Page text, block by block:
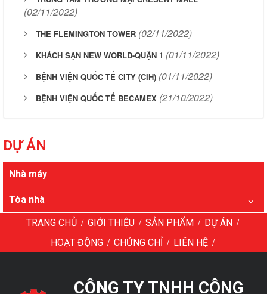
(02/11/2022)
THE FLEMINGTON TOWER (02/11/2022)
KHÁCH SẠN NEW WORLD-QUẬN 1 (01/11/2022)
BỆNH VIỆN QUỐC TẾ CITY (CIH) (01/11/2022)
BỆNH VIỆN QUỐC TẾ BECAMEX (21/10/2022)
DỰ ÁN
Nhà máy
Tòa nhà
TRANG CHỦ / GIỚI THIỆU / SẢN PHẨM / DỰ ÁN /
HOẠT ĐỘNG / CHỨNG CHỈ / LIÊN HỆ /
CÔNG TY TNHH CÔNG